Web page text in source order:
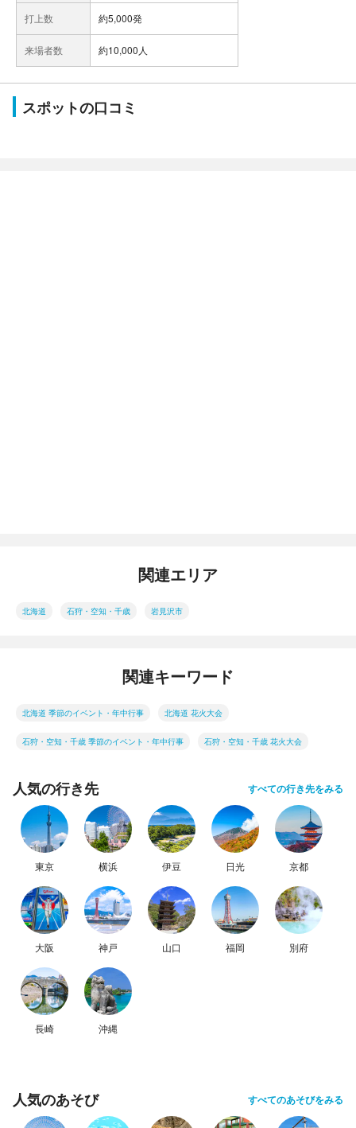
打上数 約5,000発
来場者数 約10,000人
スポットの口コミ
関連エリア
北海道 石狩・空知・千歳 岩見沢市
関連キーワード
北海道 季節のイベント・年中行事 北海道 花火大会
石狩・空知・千歳 季節のイベント・年中行事 石狩・空知・千歳 花火大会
人気の行き先 すべての行き先をみる
東京 横浜 伊豆 日光 京都
大阪 神戸 山口 福岡 別府
長崎 沖縄
人気のあそび すべてのあそびをみる